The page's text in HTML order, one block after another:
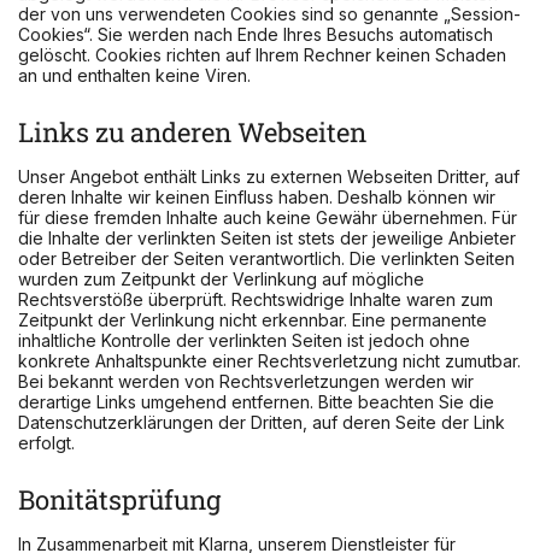
der von uns verwendeten Cookies sind so genannte „Session-
Cookies“. Sie werden nach Ende Ihres Besuchs automatisch
gelöscht. Cookies richten auf Ihrem Rechner keinen Schaden
an und enthalten keine Viren.
Links zu anderen Webseiten
Unser Angebot enthält Links zu externen Webseiten Dritter, auf
deren Inhalte wir keinen Einfluss haben. Deshalb können wir
für diese fremden Inhalte auch keine Gewähr übernehmen. Für
die Inhalte der verlinkten Seiten ist stets der jeweilige Anbieter
oder Betreiber der Seiten verantwortlich. Die verlinkten Seiten
wurden zum Zeitpunkt der Verlinkung auf mögliche
Rechtsverstöße überprüft. Rechtswidrige Inhalte waren zum
Zeitpunkt der Verlinkung nicht erkennbar. Eine permanente
inhaltliche Kontrolle der verlinkten Seiten ist jedoch ohne
konkrete Anhaltspunkte einer Rechtsverletzung nicht zumutbar.
Bei bekannt werden von Rechtsverletzungen werden wir
derartige Links umgehend entfernen. Bitte beachten Sie die
Datenschutzerklärungen der Dritten, auf deren Seite der Link
erfolgt.
Bonitätsprüfung
In Zusammenarbeit mit Klarna, unserem Dienstleister für